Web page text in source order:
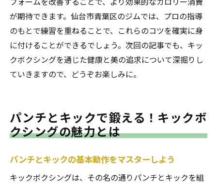
が期待できます。仙台市青葉区のジムでは、プロの指導
のもとで練習を重ねることで、これらのコツを確実に身
に付けることができるでしょう。次回の記事でも、キッ
クボクシングを通じた健康と美の追求について深掘りし
ていきますので、どうぞお楽しみに。
パンチとキックで鍛える！キックボ
クシングの魅力とは
パンチとキックの基本動作をマスターしよう
キックボクシングは、その名の通りパンチとキックを組